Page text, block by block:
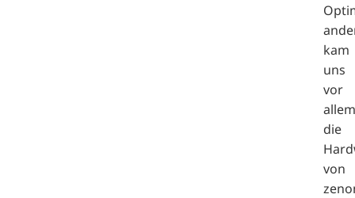
kam
uns
vor
allem
die
von